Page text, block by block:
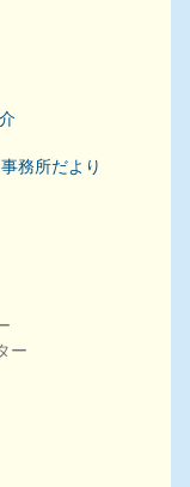
事務所だより
ー